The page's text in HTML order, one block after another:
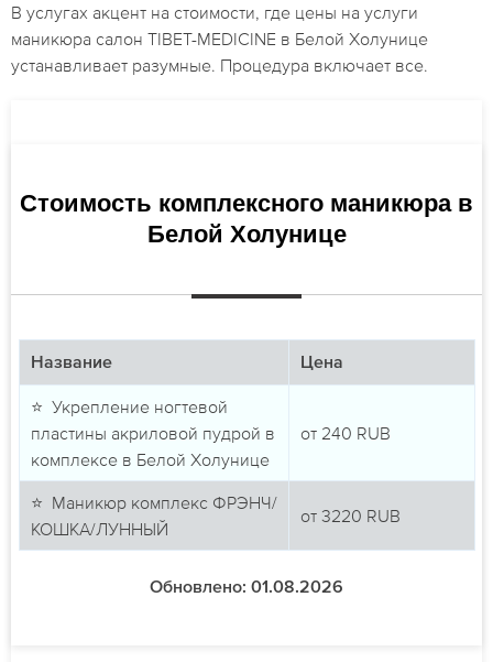
В услугах акцент на стоимости, где цены на услуги
маникюра салон TIBET-MEDICINE в Белой Холунице
устанавливает разумные. Процедура включает все.
Стоимость комплексного маникюра в
Белой Холунице
Название Цена
⭐ Укрепление ногтевой
пластины акриловой пудрой в
комплексе в Белой Холунице
от 240 RUB
⭐ Маникюр комплекс ФРЭНЧ/
КОШКА/ЛУННЫЙ
от 3220 RUB
Обновлено: 01.08.2026